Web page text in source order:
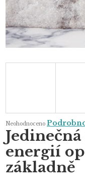
Průměrné
hodnocení
produktu
je
0,0
z
hvězdiček.
Neohodnoceno
energií
základně